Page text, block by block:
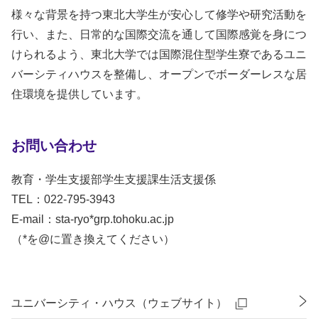
様々な背景を持つ東北大学生が安心して修学や研究活動を
行い、また、日常的な国際交流を通して国際感覚を身につ
けられるよう、東北大学では国際混住型学生寮であるユニ
バーシティハウスを整備し、オープンでボーダーレスな居
住環境を提供しています。
お問い合わせ
教育・学生支援部学生支援課生活支援係
TEL：022-795-3943
E-mail：sta-ryo*grp.tohoku.ac.jp
（*を@に置き換えてください）
ユニバーシティ・ハウス（ウェブサイト）